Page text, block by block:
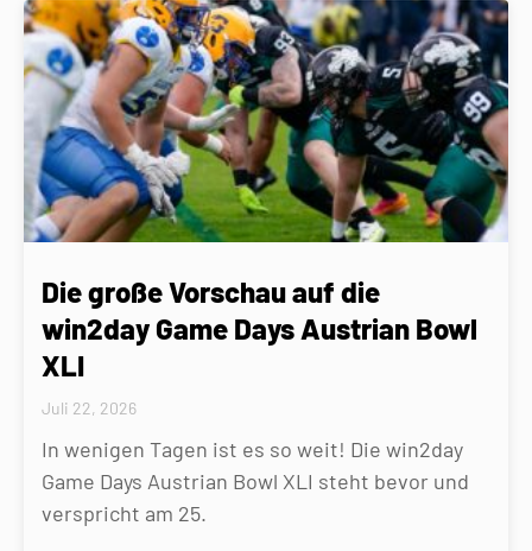
Die große Vorschau auf die
win2day Game Days Austrian Bowl
XLI
Juli 22, 2026
In wenigen Tagen ist es so weit! Die win2day
Game Days Austrian Bowl XLI steht bevor und
verspricht am 25.